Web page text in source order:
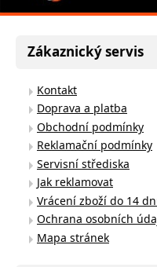
Zákaznický servis
Kontakt
Doprava a platba
Obchodní podmínky
Reklamační podmínky
Servisní střediska
Jak reklamovat
Vrácení zboží do 14
Ochrana osobních
Mapa stránek